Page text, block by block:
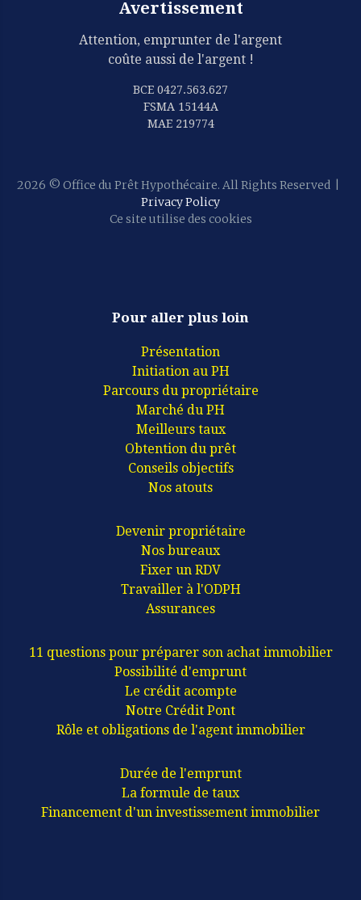
Avertissement
Attention, emprunter de l'argent
coûte aussi de l'argent !
BCE 0427.563.627
FSMA 15144A
MAE 219774
2026 © Office du Prêt Hypothécaire. All Rights Reserved
Privacy Policy
Ce site utilise des cookies
Pour aller plus loin
Présentation
Initiation au PH
Parcours du propriétaire
Marché du PH
Meilleurs taux
Obtention du prêt
Conseils objectifs
Nos atouts
Devenir propriétaire
Nos bureaux
Fixer un RDV
Travailler à l'ODPH
Assurances
11 questions pour préparer son achat immobilier
Possibilité d'emprunt
Le crédit acompte
Notre Crédit Pont
Rôle et obligations de l'agent immobilier
Durée de l'emprunt
La formule de taux
Financement d'un investissement immobilier